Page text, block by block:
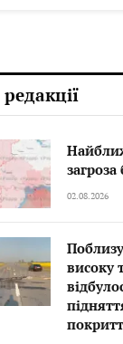
загроза
02.08.2026
високу